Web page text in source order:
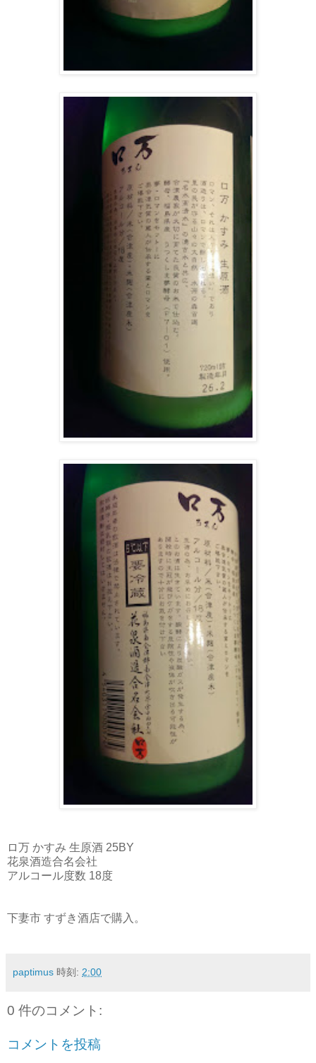
ロ万 かすみ 生原酒 25BY
花泉酒造合名会社
アルコール度数 18度
下妻市 すずき酒店で購入。
paptimus 時刻: 2:00
0 件のコメント:
コメントを投稿